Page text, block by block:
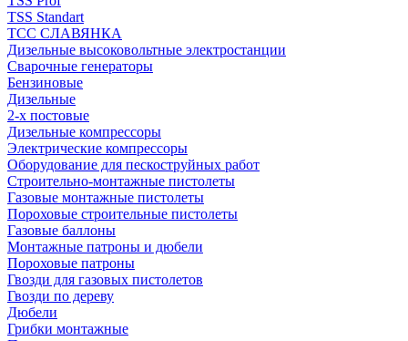
TSS Standart
ТСС СЛАВЯНКА
Дизельные высоковольтные электростанции
Сварочные генераторы
Бензиновые
Дизельные
2-х постовые
Дизельные компрессоры
Электрические компрессоры
Оборудование для пескоструйных работ
Строительно-монтажные пистолеты
Газовые монтажные пистолеты
Пороховые строительные пистолеты
Газовые баллоны
Монтажные патроны и дюбели
Пороховые патроны
Гвозди для газовых пистолетов
Гвозди по дереву
Дюбели
Грибки монтажные